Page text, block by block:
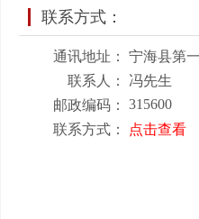
联系方式：
通讯地址：
宁海县第
联系人：
冯先生
邮政编码：
315600
联系方式：
点击查看